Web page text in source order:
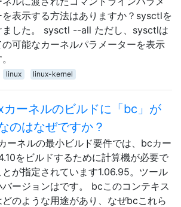
を表示する方法はありますか？sysctlを
ました。 sysctl --all ただし、sysctlは
可能なカーネルパラメーターを表示
linux linux-kernel
カーネルのビルドに「bc」が
のはなぜですか？
ーネルの最小ビルド要件では、bcカー
をビルドするために計算機が必要で
とが指定されています1.06.95。ツール
ージョンはです。 bcこのコンテキス
どのような用途があり、なぜbcこれら